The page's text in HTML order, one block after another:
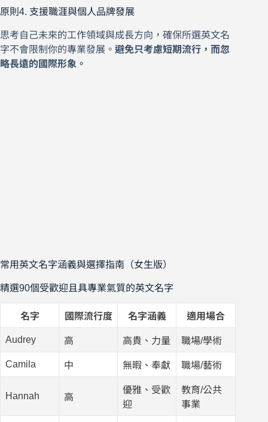
原則4. 支援職涯與個人品牌發展
思考自己未來的工作領域與成長方向，確保所選英文名
字不會限制你的專業發展。 避免只考慮短期流行，而忽
略長遠的國際形象。
常用英文名字涵義與選擇指南（女生版）
精選90個受歡迎且具專業氣質的英文名字
名字 國際流行度 名字涵義 適用場合
Audrey 高 高貴、力量 職場/學術
Camila 中 無暇、奉獻 職場/藝術
Hannah 高
優雅、受歡
迎
教育/公共
事業